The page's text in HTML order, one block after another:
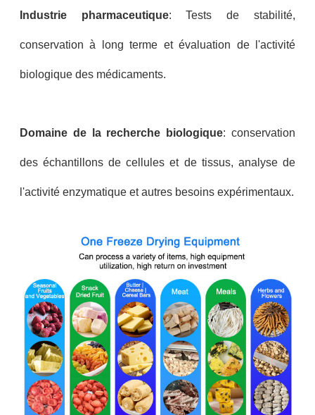
Industrie pharmaceutique: Tests de stabilité,
conservation à long terme et évaluation de l'activité
biologique des médicaments.
Domaine de la recherche biologique: conservation
des échantillons de cellules et de tissus, analyse de
l'activité enzymatique et autres besoins expérimentaux.